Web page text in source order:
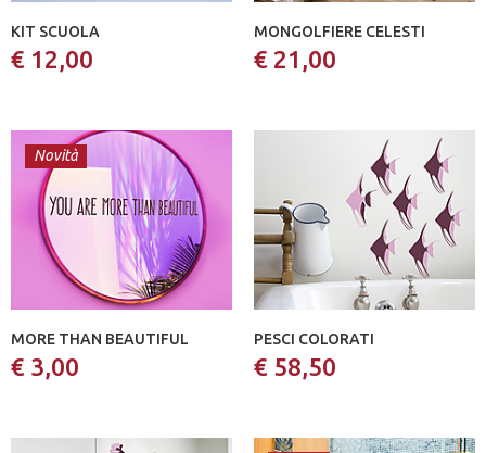
KIT SCUOLA
€ 12,00
MONGOLFIERE CELESTI
€ 21,00
Novità
MORE THAN BEAUTIFUL
€ 3,00
PESCI COLORATI
€ 58,50